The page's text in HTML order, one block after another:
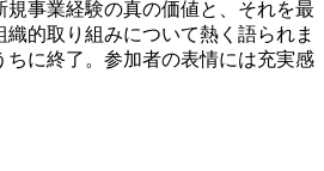
規事業経験の真の価値と、それを最
的取り組みについて熱く語られま
ちに終了。参加者の表情には充実感